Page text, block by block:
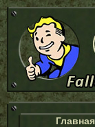
Главная